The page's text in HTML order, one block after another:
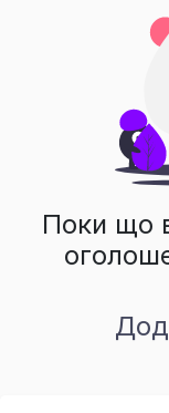
Поки що